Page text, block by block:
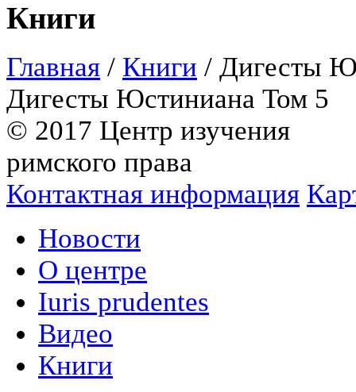
Книги
Главная / Книги / Дигесты
Дигесты Юстиниана Том 5
© 2017 Центр изучения
римского права
Контактная информация
Новости
О центре
Iuris prudentes
Видео
Книги